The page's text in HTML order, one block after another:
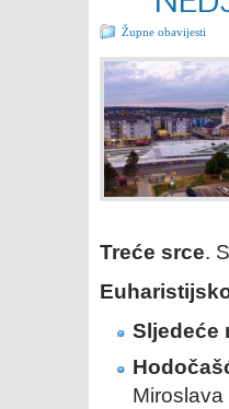
Župne obavijesti
Treće srce.
Sljedeće